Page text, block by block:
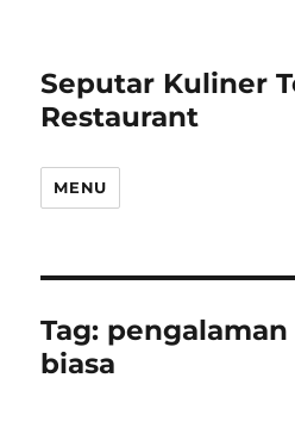
Seputar Kuliner
Restaurant
MENU
Tag:
biasa